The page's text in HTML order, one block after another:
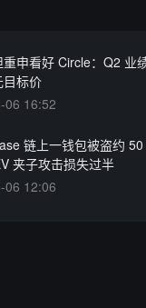
重申看好 Circle：Q2 业
目标价
06 16:52
链上一钱包被盗约
夹子攻击损失过半
06 12:06